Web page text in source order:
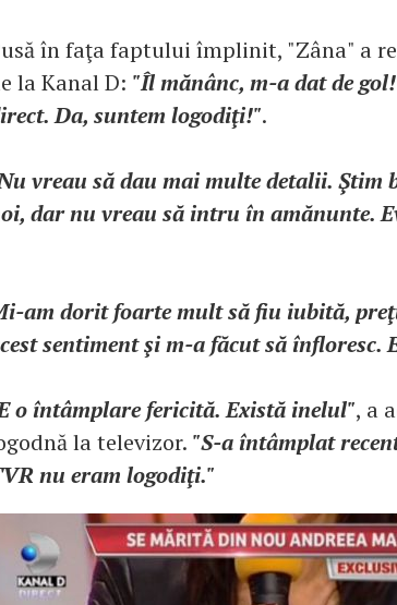
în faţa faptului împlinit, "Zâna" a
la Kanal D: "Îl mănânc, m-a dat de
Da, suntem logodiţi!".
vreau să dau mai multe detalii. Ştim
dar nu vreau să intru în amănunte.
am dorit foarte mult să fiu iubită,
sentiment şi m-a făcut să înfloresc.
o întâmplare fericită. Există inelul", a
la televizor. "S-a întâmplat
nu eram logodiţi."